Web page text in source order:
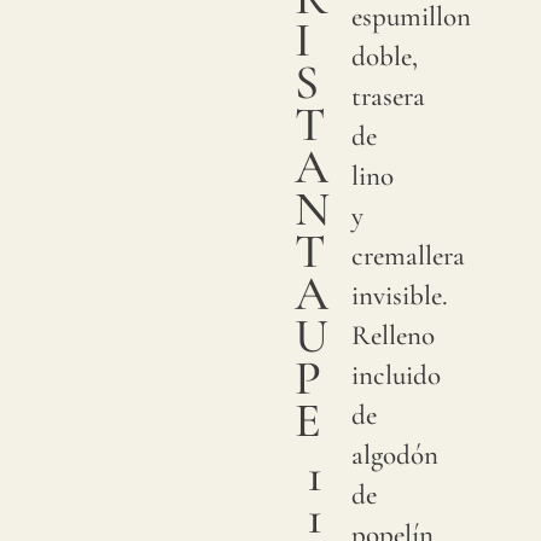
I
S
T
A
N
T
A
U
P
E
1
1
espumillon
doble,
trasera
de
lino
y
cremallera
invisible.
Relleno
incluido
de
algodón
de